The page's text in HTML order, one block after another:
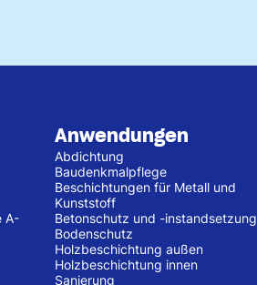
A-
Anwendungen
Abdichtung
Baudenkmalpflege
Beschichtungen für Metall und
Kunststoff
Betonschutz und -instandsetzung
Bodenschutz
Holzbeschichtung außen
Holzbeschichtung innen
Sanierung